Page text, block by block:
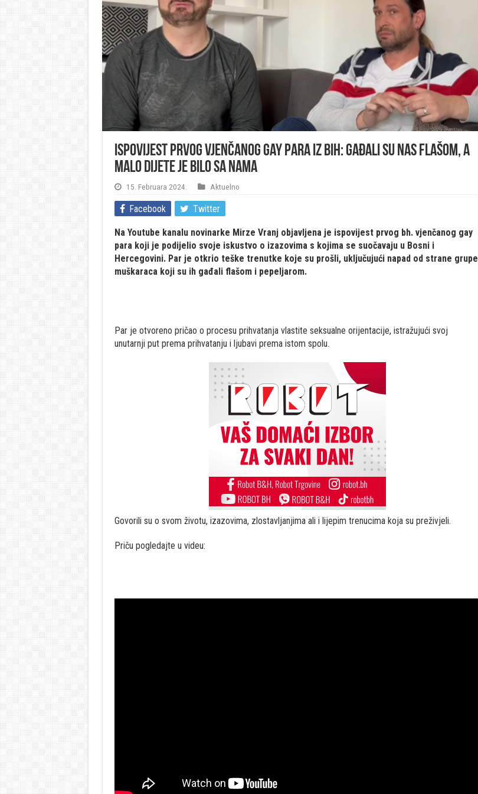
Ispovijest prvog vjenčanog gay para iz BiH: Gađali su nas flašom, a
malo dijete je bilo sa nama
15. Februara 2024. Aktuelno
Facebook Twitter
Na Youtube kanalu novinarke Mirze Vranj objavljena je ispovijest prvog bh. vjenčanog gay
para koji je podijelio svoje iskustvo o izazovima s kojima se suočavaju u Bosni i
Hercegovini. Par je otkrio teške trenutke koje su prošli, uključujući napad od strane grupe
muškaraca koji su ih gađali flašom i pepeljarom.
Par je otvoreno pričao o procesu prihvatanja vlastite seksualne orijentacije, istražujući svoj
unutarnji put prema prihvatanju i ljubavi prema istom spolu.
Govorili su o svom životu, izazovima, zlostavljanjima ali i lijepim trenucima koja su preživjeli.
Priču pogledajte u videu: